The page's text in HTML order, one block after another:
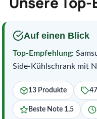
Service
Auf einen Blick
Top-Empfehlung:
Side-Kühlschrank mit
13 Produkte
Beste Note 1,5